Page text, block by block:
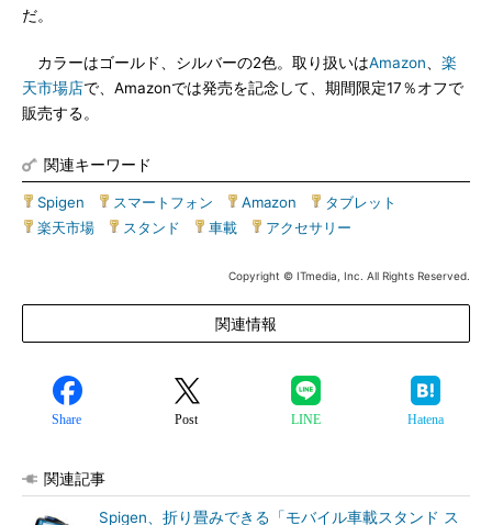
だ。
カラーはゴールド、シルバーの2色。取り扱いはAmazon
楽
天市場店で、Amazonでは発売を記念して、期間限定17％オフで
販売する。
関連キーワード
Spigen スマートフォン Amazon タブレット
楽天市場
スタンド 車載 アクセサリー
Copyright © ITmedia, Inc. All Rights Reserved.
関連情報
Share Post LINE Hatena
関連記事
Spigen、折り畳みできる「モバイル車載スタンド ス